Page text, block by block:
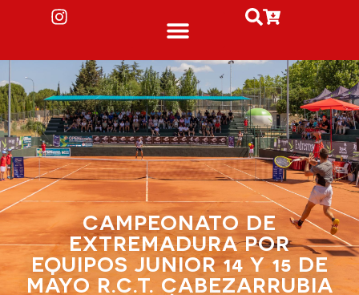
CAMPEONATO DE
EXTREMADURA POR
EQUIPOS JUNIOR 14 Y 15 DE
MAYO R.C.T. CABEZARRUBIA